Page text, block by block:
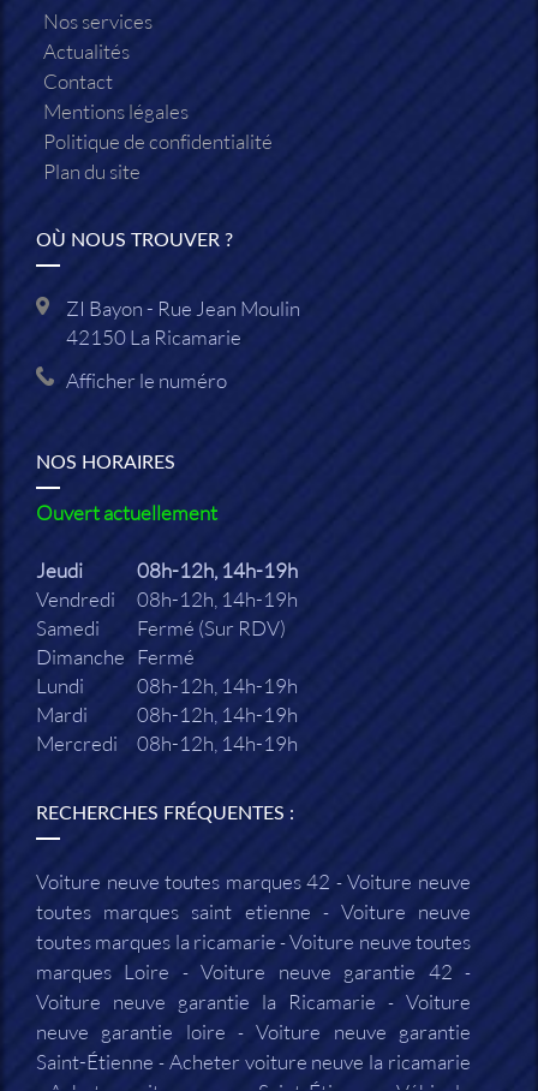
Nos services
Actualités
Contact
Mentions légales
Politique de confidentialité
Plan du site
OÙ NOUS TROUVER ?
ZI Bayon - Rue Jean Moulin
42150La Ricamarie
Afficher le numéro
NOS HORAIRES
Ouvert actuellement
Jeudi
08h-12h, 14h-19h
Vendredi
08h-12h, 14h-19h
Samedi
Fermé (Sur RDV)
Dimanche Fermé
Lundi
08h-12h, 14h-19h
Mardi
08h-12h, 14h-19h
Mercredi
08h-12h, 14h-19h
RECHERCHES FRÉQUENTES :
Voiture neuve toutes marques 42
Voiture neuve
toutes marques saint etienne
Voiture neuve
toutes marques la ricamarie Voiture neuve toutes
marques Loire
Voiture neuve garantie 42
Voiture neuve garantie la Ricamarie
Voiture
neuve garantie loire
Voiture neuve garantie
Saint-Étienne
Acheter voiture neuve la ricamarie